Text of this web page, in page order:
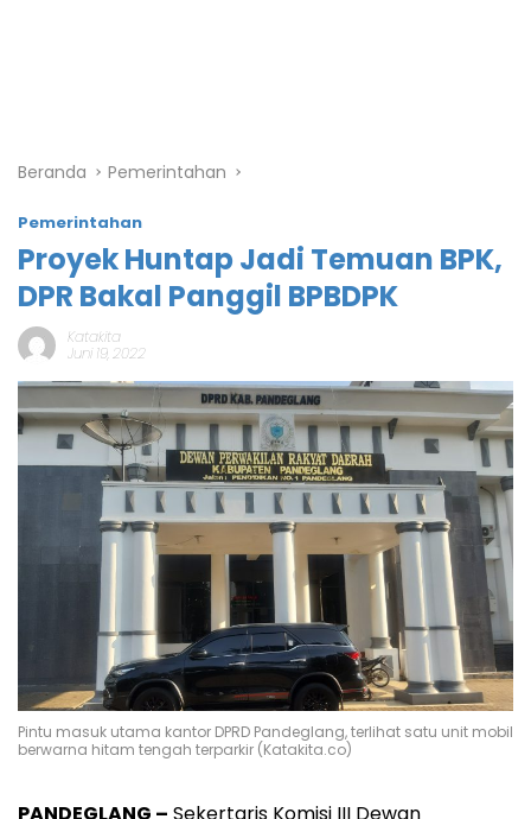
Beranda Pemerintahan
Pemerintahan
Proyek Huntap Jadi Temuan BPK,
DPR Bakal Panggil BPBDPK
Katakita
Juni 19, 2022
Pintu masuk utama kantor DPRD Pandeglang, terlihat satu unit mobil
berwarna hitam tengah terparkir (Katakita.co)
PANDEGLANG – Sekertaris Komisi III Dewan